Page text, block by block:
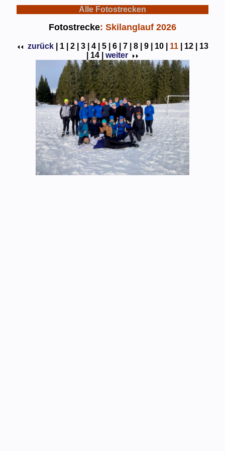
Alle Fotostrecken
Fotostrecke: Skilanglauf 2026
zurück 1 | 2 | 3 | 4 | 5 | 6 | 7 | 8 | 9 | 10 | 11| 12 |
13
14 | weiter